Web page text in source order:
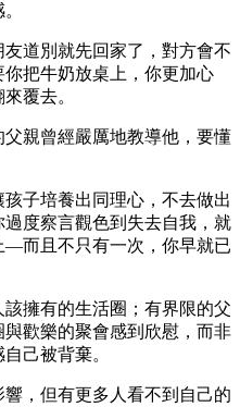
道別就先回家了，對方會不
把牛奶放桌上，你更加心
覆去。
親曾經嚴厲地教導他，要懂
子培養出同理心，不去做出
度察言觀色到失去自我，就
—而且不只有一次，你早就已
擁有的生活圈；有界限的父
歡樂的聚會感到欣慰，而非
己被背棄。
，但有更多人看不到自己的